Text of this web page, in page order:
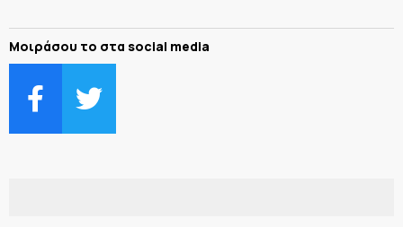
Μοιράσου το στα social media